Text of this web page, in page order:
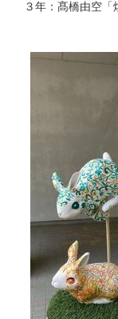
３年：髙橋由空「